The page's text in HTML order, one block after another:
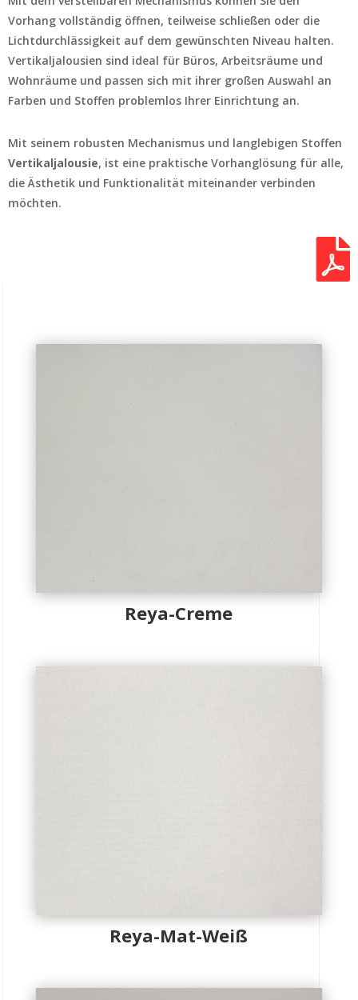
Vorhang vollständig öffnen, teilweise schließen oder die
Lichtdurchlässigkeit auf dem gewünschten Niveau halten.
Vertikaljalousien sind ideal für Büros, Arbeitsräume und
Wohnräume und passen sich mit ihrer großen Auswahl an
Farben und Stoffen problemlos Ihrer Einrichtung an.
Mit seinem robusten Mechanismus und langlebigen Stoffen
Vertikaljalousie, ist eine praktische Vorhanglösung für alle,
die Ästhetik und Funktionalität miteinander verbinden
möchten.

Reya-Creme
Reya-Mat-Weiß